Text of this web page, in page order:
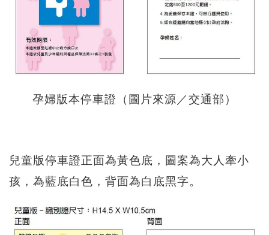
孕婦版本停車證（圖片來源／交通部）
兒童版停車證正面為黃色底，圖案為大人牽小
孩，為藍底白色，背面為白底黑字。